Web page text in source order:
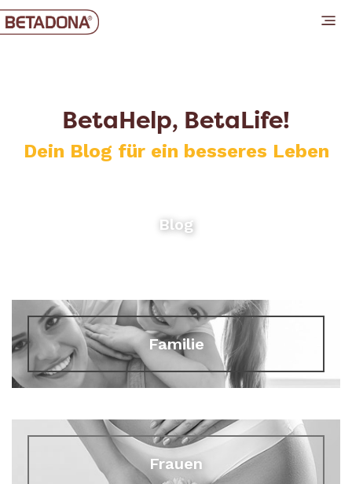
BetaHelp, BetaLife!
Dein Blog für ein besseres Leben
Blog
Familie
Frauen